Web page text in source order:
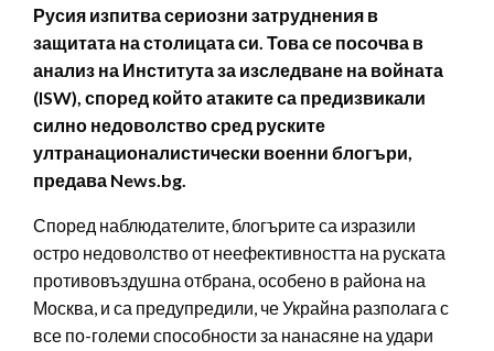
Русия изпитва сериозни затруднения в
защитата на столицата си. Това се посочва в
анализ на Института за изследване на войната
(ISW), според който атаките са предизвикали
силно недоволство сред руските
ултранационалистически военни блогъри,
предава News.bg.
Според наблюдателите, блогърите са изразили
остро недоволство от неефективността на руската
противовъздушна отбрана, особено в района на
Москва, и са предупредили, че Украйна разполага с
все по-големи способности за нанасяне на удари